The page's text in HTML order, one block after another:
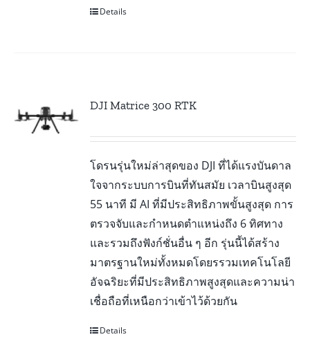
Details
DJI Matrice 300 RTK
โดรนรุ่นใหม่ล่าสุดของ DJI ที่ได้แรงบันดาล
ใจจากระบบการบินที่ทันสมัย เวลาบินสูงสุด
55 นาที มี AI ที่มีประสิทธิภาพขั้นสูงสุด การ
ตรวจจับและกำหนดตำแหน่งถึง 6 ทิศทาง
และรวมถึงฟังก์ชั่นอื่น ๆ อีก รุ่นนี้ได้สร้าง
มาตรฐานใหม่ทั้งหมดโดยรรวมเทคโนโลยี
อัจฉริยะที่มีประสิทธิภาพสูงสุดและความน่า
เชื่อถือที่เหนือกว่าเข้าไว้ด้วยกัน
Details